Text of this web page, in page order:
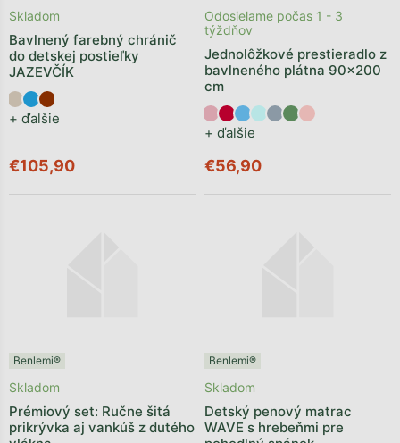
Bavlnený farebný chránič
do detskej postieľky
JAZEVČÍK
+ ďalšie
Skladom
€105,90
Jednolôžkové prestieradlo z
bavlneného plátna 90x200
cm
+ ďalšie
Odosielame počas 1 - 3
týždňov
€56,90
Benlemi®
Prémiový set: Ručne šitá
prikrývka aj vankúš z dutého
Skladom
Benlemi®
Detský penový matrac
WAVE s hrebeňmi pre
Skladom